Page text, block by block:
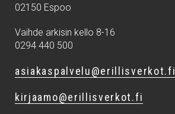
02150 Espoo
Vaihde arkisin kello 8-16
0294 440 500
asiakaspalvelu@erillisverkot.fi
kirjaamo@erillisverkot.fi